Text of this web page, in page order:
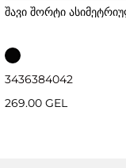
შავი შორტი
3436384042
269.00 GEL